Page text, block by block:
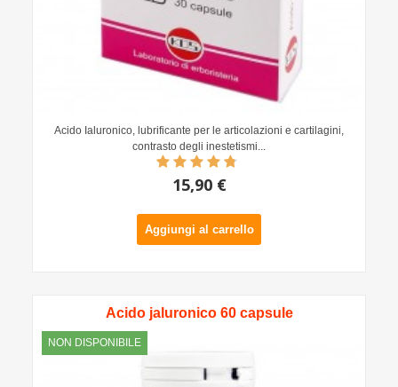
Acido Ialuronico, lubrificante per le articolazioni e cartilagini,
contrasto degli inestetismi...
15,90 €
Aggiungi al carrello
NON DISPONIBILE
Acido jaluronico 60 capsule